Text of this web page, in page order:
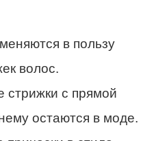
в пользу
волос.
стрижки с прямой
остаются в моде.